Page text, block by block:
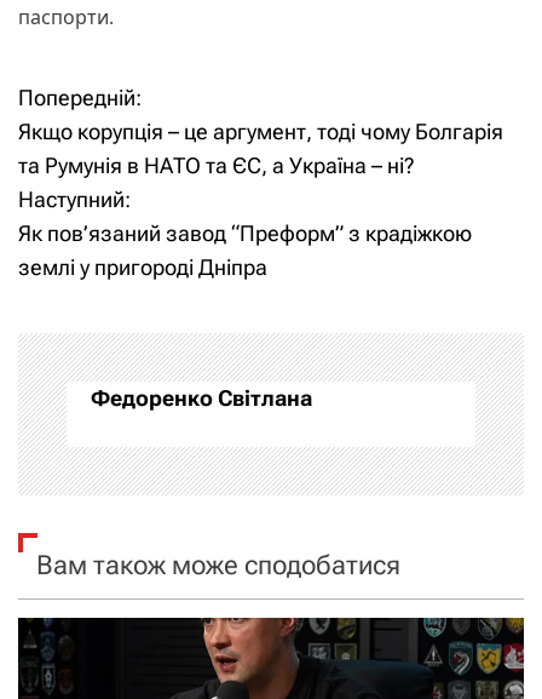
паспорти.
Н
а
в
і
а
ц
і
а
п
Попередній:
Якщо корупція – це аргумент, тоді чому Болгарія
та Румунія в НАТО та ЄС, а Україна – ні?
Наступний:
Як пов’язаний завод “Преформ” з крадіжкою
землі у пригороді Дніпра
Федоренко Світлана
Вам також може сподобатися